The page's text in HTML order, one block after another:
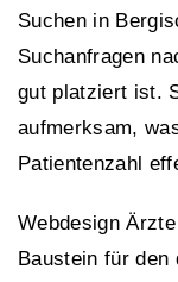
Suchen in
Suchanfragen
gut platziert ist.
aufmerksam,
Patientenzahl
Webdesign
Baustein für den